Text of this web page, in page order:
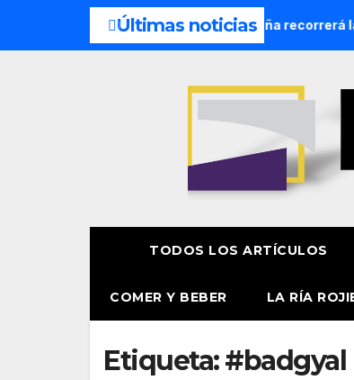
Últimas noticias
Náutica de la Amatxu de Begoña recorrerá la
TODOS LOS ARTÍCULOS
COMER Y BEBER LA RÍA
Etiqueta:#badgyal